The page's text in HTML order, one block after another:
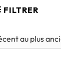
FILTRER